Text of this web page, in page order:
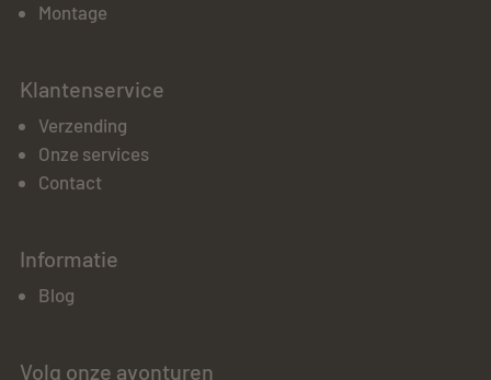
Montage
Klantenservice
Verzending
Onze services
Contact
Informatie
Blog
Volg onze avonturen